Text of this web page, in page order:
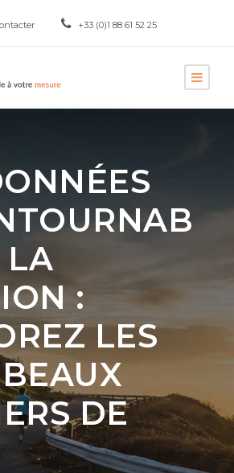
+33 (0)1 88 61 52 25
LA
:
LES
DE